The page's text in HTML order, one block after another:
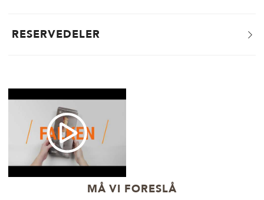
RESERVEDELER
MÅ VI FORESLÅ